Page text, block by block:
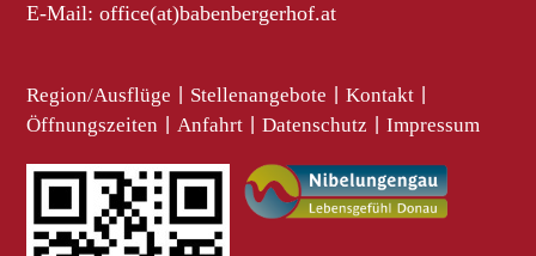
E-Mail:office(at)babenbergerhof.at
Region/Ausflüge Stellenangebote Kontakt
Öffnungszeiten Anfahrt Datenschutz Impressum